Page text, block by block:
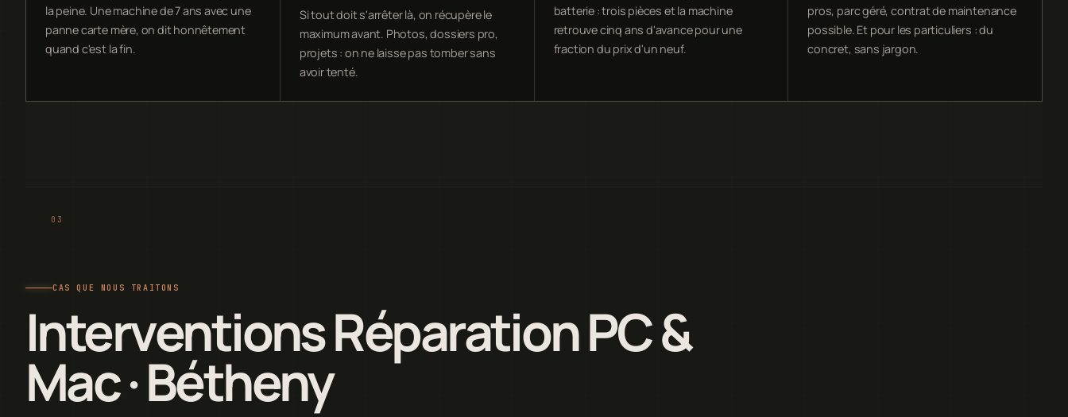
la peine. Une machine de 7 ans avec une
panne carte mère, on dit honnêtement
quand c'est la fin.
Si tout doit s'arrêter là, on récupère le
maximum avant. Photos, dossiers pro,
projets : on ne laisse pas tomber sans
avoir tenté.
batterie : trois pièces et la machine
retrouve cinq ans d'avance pour une
fraction du prix d'un neuf.
pros, parc géré, contrat de maintenance
possible. Et pour les particuliers : du
concret, sans jargon.
CAS QUE NOUS TRAITONS
Interventions Réparation PC &
Mac · Bétheny